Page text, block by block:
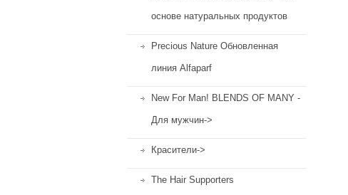
основе натуральных продуктов
Precious Nature Обновленная
линия Alfaparf
New For Man! BLENDS OF MANY -
Для мужчин->
Красители->
The Hair Supporters